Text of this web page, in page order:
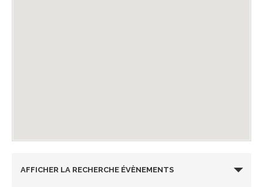
R
AFFICHER LA RECHERCHE ÉVÈNEMENTS